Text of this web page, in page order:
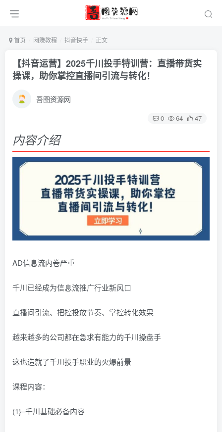
首页 网赚教程 抖音快手 正文
【抖音运营】2025千川投手特训营：直播带货实
操课，助你掌控直播间引流与转化！
吾图资源网
0 64 47
内容介绍
AD信息流内卷严重
千川已经成为信息流推广行业新风口
直播间引流、把控投放节奏、掌控转化效果
越来越多的公司都在急求有能力的千川操盘手
这也造就了千川投手职业的火爆前景
课程内容：
(1}–千川基础必备内容